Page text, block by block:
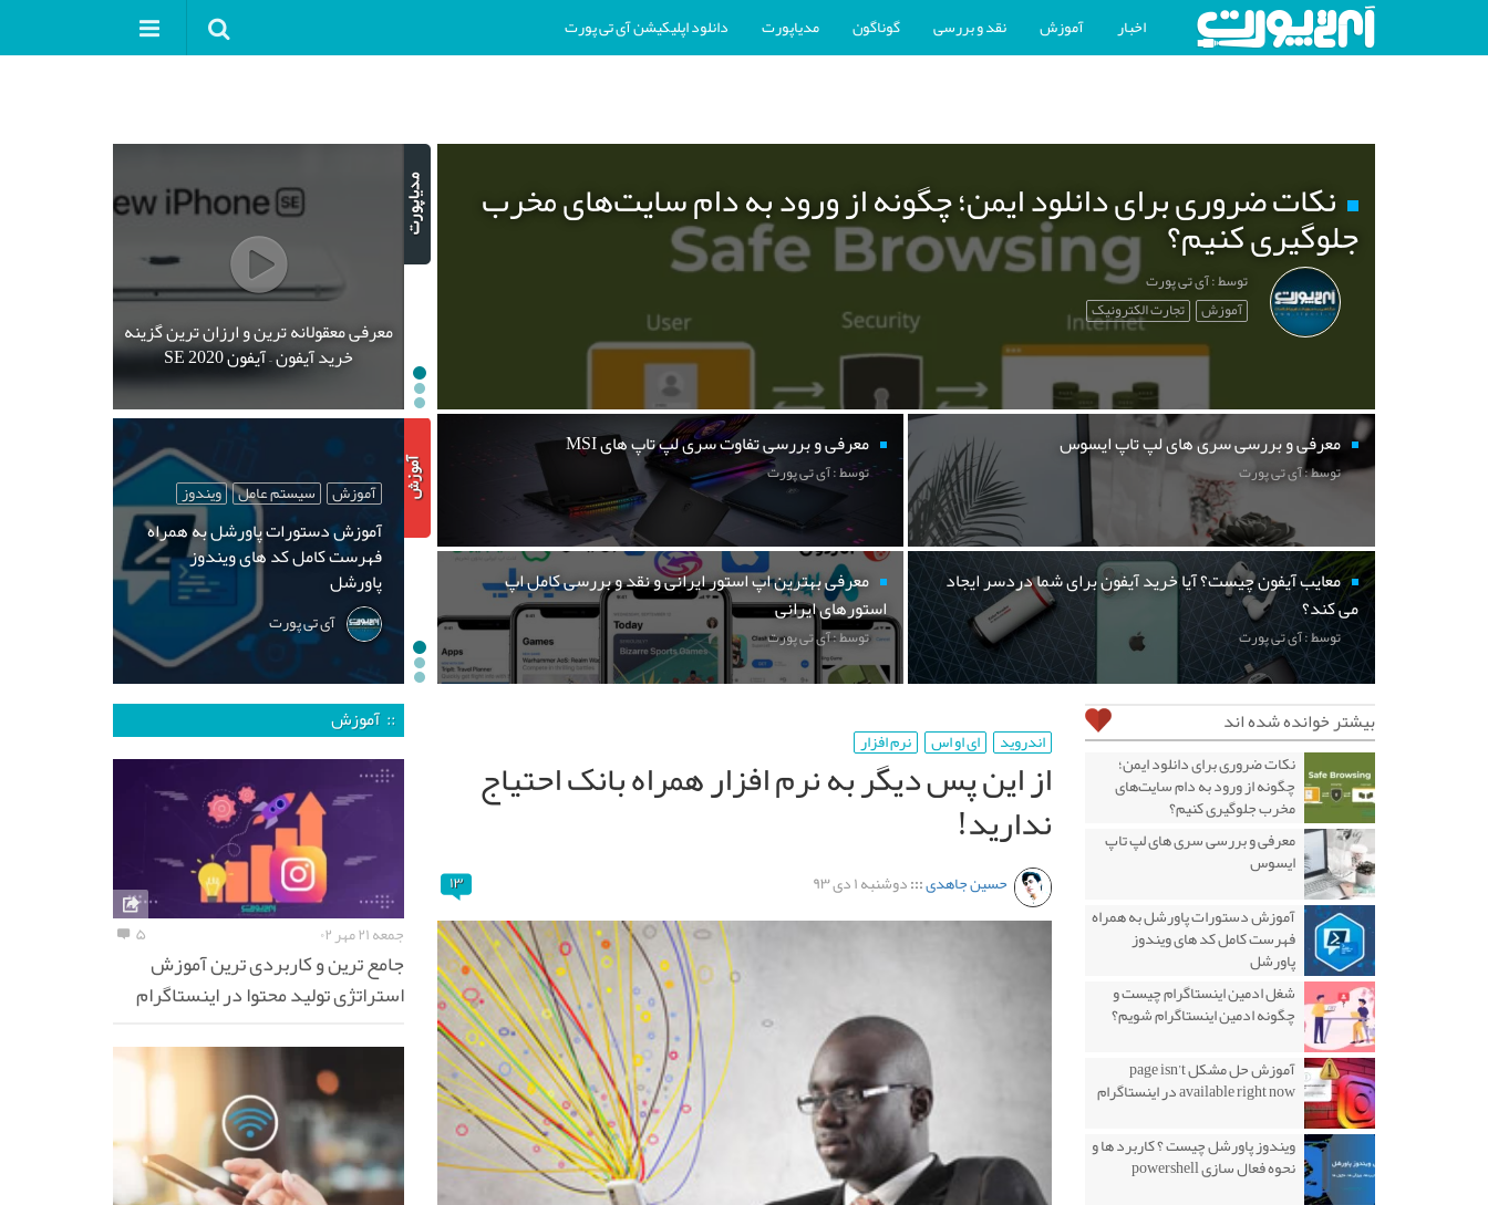
اخبار آموزش نقد و بررسی گوناگون مدیاپورت دانلود اپلیکیشن آی تی پورت
نکات ضروری برای دانلود ایمن؛ چگونه از ورود به دام سایت‌های مخرب
جلوگیری کنیم؟
توسط : آی تی پورت
آموزش تجارت الکترونیک
معرفی و بررسی سری های لپ تاپ ایسوس
توسط : آی تی پورت
معرفی و بررسی تفاوت سری لپ تاپ های MSI
توسط : آی تی پورت
معایب آیفون چیست؟ آیا خرید آیفون برای شما دردسر ایجاد
می کند؟
توسط : آی تی پورت
معرفی بهترین اپ استور ایرانی و نقد و بررسی کامل اپ
استورهای ایرانی
توسط : آی تی پورت
معرفی معقولانه ترین و ارزان ترین گزینه
خرید آیفون – آیفون SE 2020
آموزش سیستم عامل ویندوز
آموزش دستورات پاورشل به همراه
فهرست کامل کد های ویندوز
پاورشل
آی تی پورت
اندروید ای او اس نرم افزار
از این پس دیگر به نرم افزار همراه بانک احتیاج
ندارید!
حسین جاهدی:::دوشنبه ۱ دی ۹۳ ۱۳
بیشتر خوانده شده اند
نکات ضروری برای دانلود ایمن؛
چگونه از ورود به دام سایت‌های
مخرب جلوگیری کنیم؟
معرفی و بررسی سری های لپ تاپ
ایسوس
آموزش دستورات پاورشل به همراه
فهرست کامل کد های ویندوز
پاورشل
شغل ادمین اینستاگرام چیست و
چگونه ادمین اینستاگرام شویم؟
آموزش حل مشکل page isn’t
available right now در اینستاگرام
ویندوز پاورشل چیست ؟ کاربرد ها و
نحوه فعال سازی powershell
:: آموزش
جمعه ۲۱ مهر ۰۲ ۵
جامع ترین و کاربردی ترین آموزش
استراتژی تولید محتوا در اینستاگرام